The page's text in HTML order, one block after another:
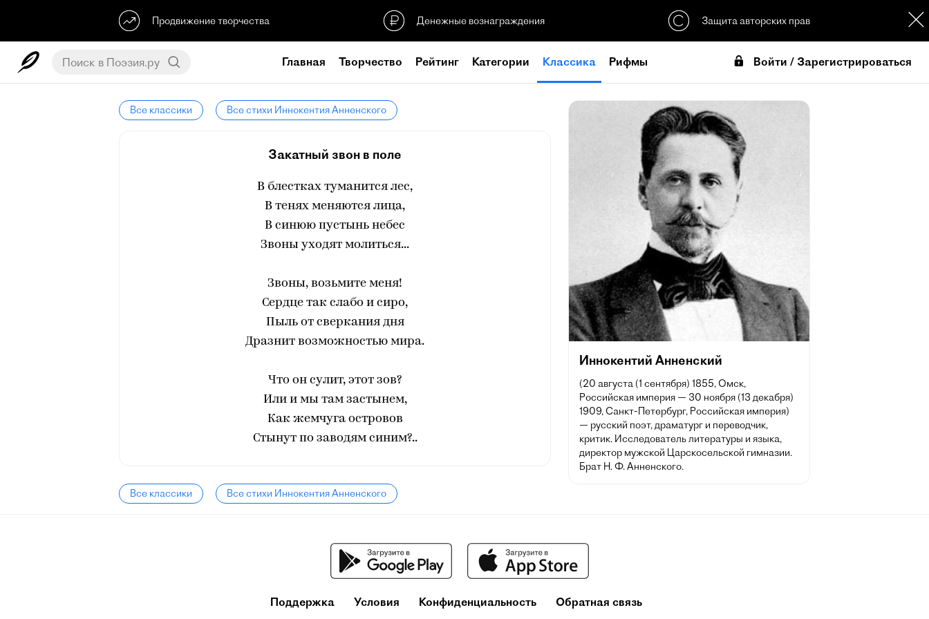
Продвижение творчества Денежные вознаграждения Защита авторских прав
Главная Творчество Рейтинг Категории Классика Рифмы Войти / Зарегистрироваться
Все классики Все стихи Иннокентия Анненского
Закатный звон в поле
В блестках туманится лес,
В тенях меняются лица,
В синюю пустынь небес
Звоны уходят молиться...
Звоны, возьмите меня!
Сердце так слабо и сиро,
Пыль от сверкания дня
Дразнит возможностью мира.
Что он сулит, этот зов?
Или и мы там застынем,
Как жемчуга островов
Стынут по заводям синим?..
Все классики Все стихи Иннокентия Анненского
Иннокентий Анненский
(20 августа (1 сентября) 1855, Омск,
Российская империя — 30 ноября (13 декабря)
1909, Санкт-Петербург, Российская империя)
— русский поэт, драматург и переводчик,
критик. Исследователь литературы и языка,
директор мужской Царскосельской гимназии.
Брат Н. Ф. Анненского.
Поддержка Условия Конфиденциальность Обратная связь